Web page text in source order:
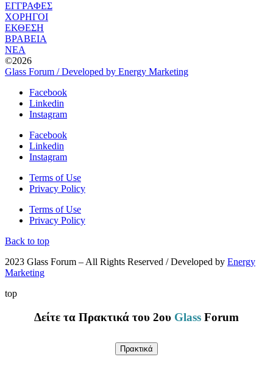
ΕΓΓΡΑΦΕΣ
ΧΟΡΗΓΟΙ
ΕΚΘΕΣΗ
ΒΡΑΒΕΙΑ
ΝΕΑ
©2026
Glass Forum / Developed by Energy Marketing
Facebook
Linkedin
Instagram
Facebook
Linkedin
Instagram
Terms of Use
Privacy Policy
Terms of Use
Privacy Policy
Back to top
2023 Glass Forum – All Rights Reserved / Developed by Energy
Marketing
top
Δείτε τα Πρακτικά του 2ου Glass Forum
Πρακτικά